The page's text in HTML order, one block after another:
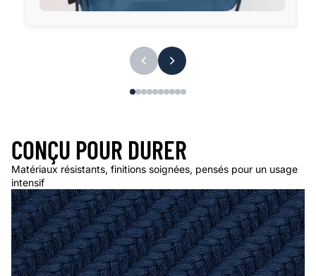
CONÇU POUR DURER
Matériaux résistants, finitions soignées, pensés pour un usage
intensif